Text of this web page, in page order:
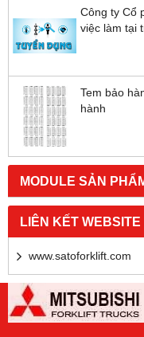
Công ty Cổ
việc làm tại
Tem bảo
hành
MODULE SẢN
LIÊN KẾT WEBSITE
www.satoforklift.com